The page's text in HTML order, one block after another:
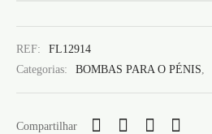
REF:
FL12914
Categorias:
BOMBAS PARA O PÉNIS
Compartilhar